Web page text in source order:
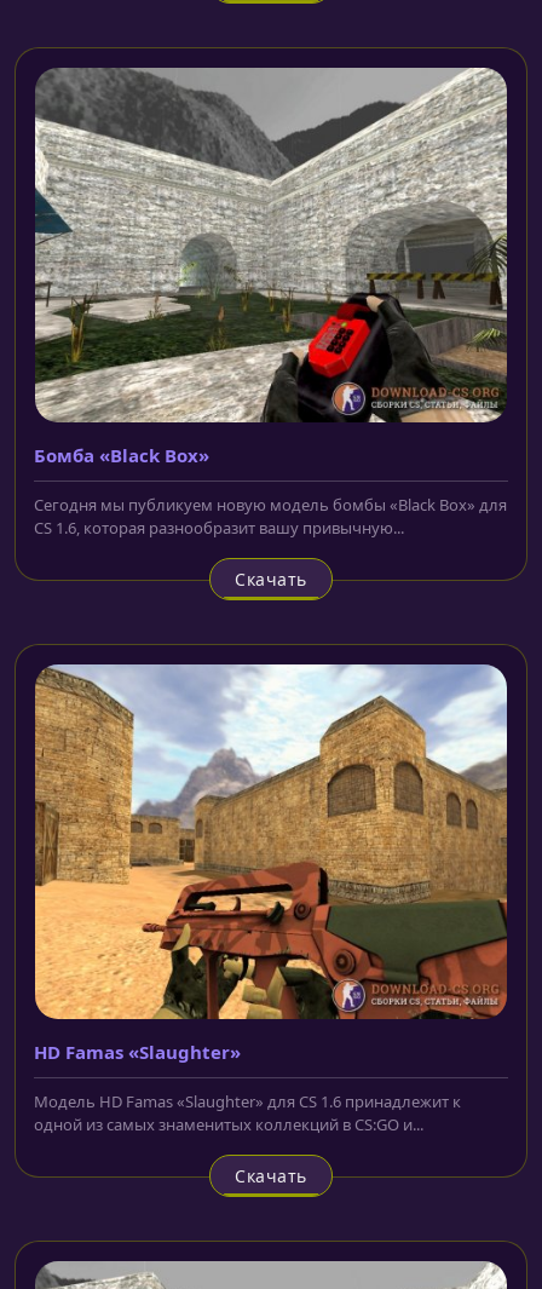
Бомба «Black Box»
Сегодня мы публикуем новую модель бомбы «Black Box» для
CS 1.6, которая разнообразит вашу привычную...
Скачать
HD Famas «Slaughter»
Модель HD Famas «Slaughter» для CS 1.6 принадлежит к
одной из самых знаменитых коллекций в CS:GO и...
Скачать